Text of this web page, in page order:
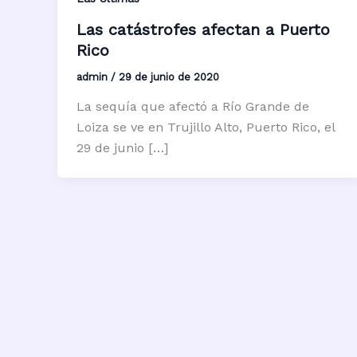
Las catástrofes afectan a Puerto
Rico
admin / 29 de junio de 2020
La sequía que afectó a Río Grande de
Loiza se ve en Trujillo Alto, Puerto Rico, el
29 de junio […]